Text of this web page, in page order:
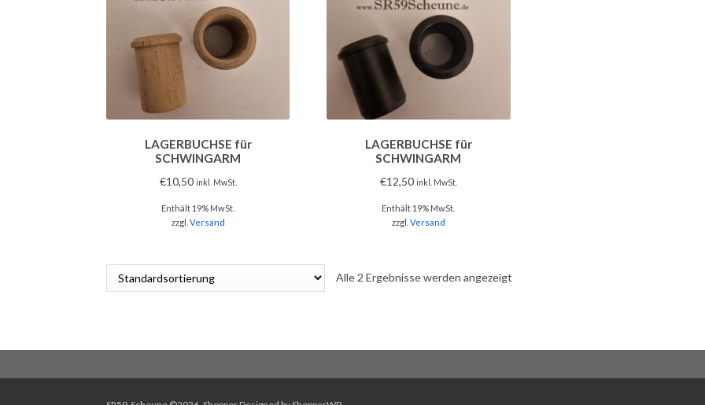
LAGERBUCHSE für
SCHWINGARM
€10,50 inkl. MwSt.
Enthält 19% MwSt.
zzgl. Versand
LAGERBUCHSE für
SCHWINGARM
€12,50 inkl. MwSt.
Enthält 19% MwSt.
zzgl. Versand
Alle 2 Ergebnisse werden angezeigt